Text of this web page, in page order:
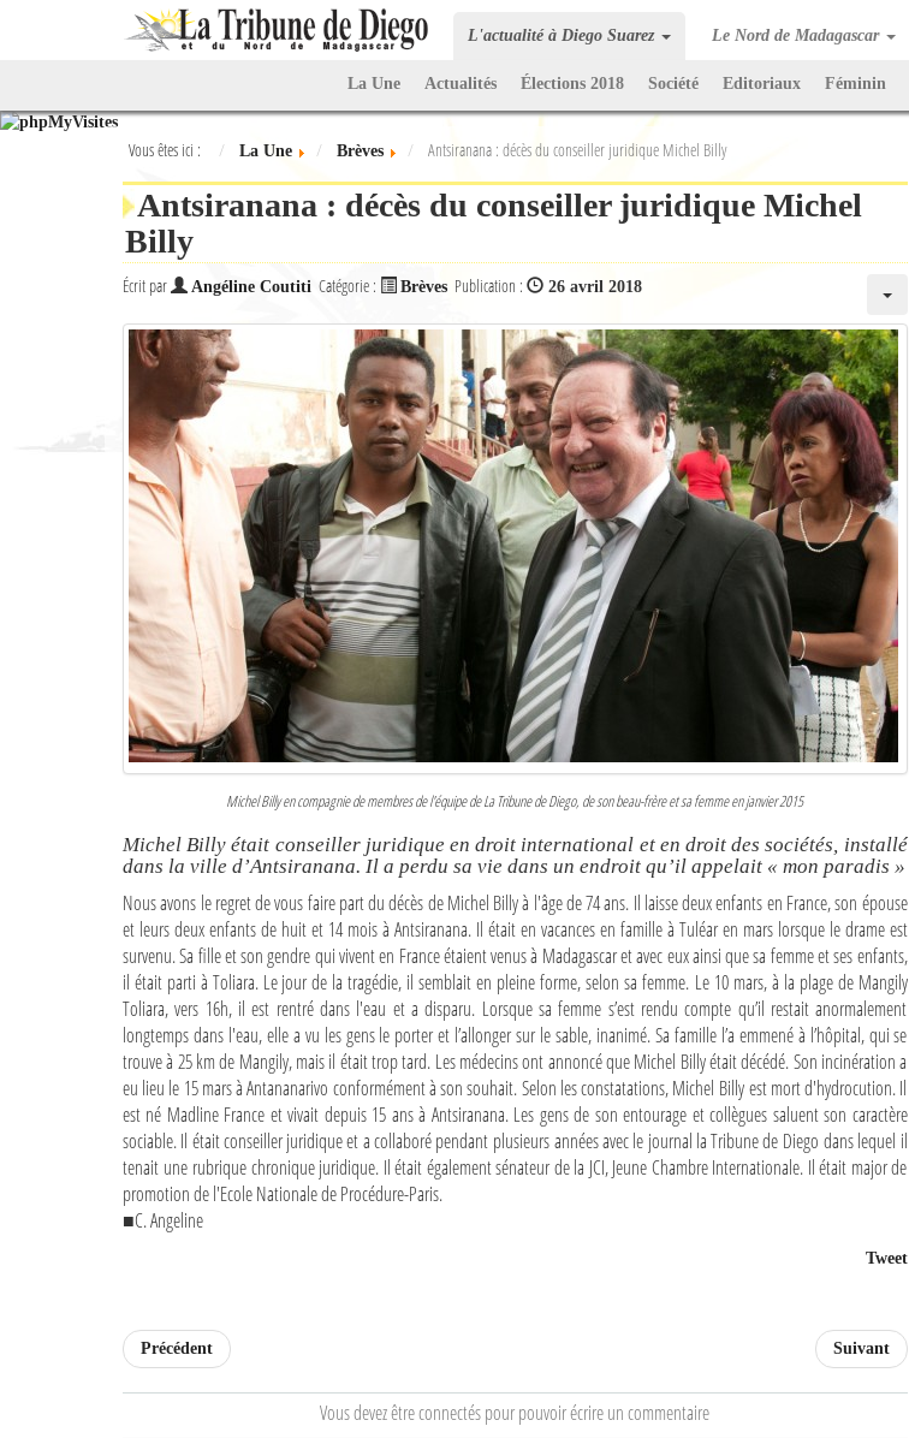
L'actualité à Diego Suarez Le Nord de Madagascar
La Une Actualités Élections 2018 Société Editoriaux Féminin
Vous êtes ici : La Une Brèves Antsiranana : décès du conseiller juridique Michel Billy
Antsiranana : décès du conseiller juridique Michel
Billy
Écrit par Angéline Coutiti Catégorie : Brèves Publication : 26 avril 2018
Michel Billy en compagnie de membres de l'équipe de La Tribune de Diego, de son beau-frère et sa femme en janvier 2015
Michel Billy était conseiller juridique en droit international et en droit des sociétés, installé
dans la ville d’Antsiranana. Il a perdu sa vie dans un endroit qu’il appelait « mon paradis »
Nous avons le regret de vous faire part du décès de Michel Billy à l'âge de 74 ans. Il laisse deux enfants en France, son épouse
et leurs deux enfants de huit et 14 mois à Antsiranana. Il était en vacances en famille à Tuléar en mars lorsque le drame est
survenu. Sa fille et son gendre qui vivent en France étaient venus à Madagascar et avec eux ainsi que sa femme et ses enfants,
il était parti à Toliara. Le jour de la tragédie, il semblait en pleine forme, selon sa femme. Le 10 mars, à la plage de Mangily
Toliara, vers 16h, il est rentré dans l'eau et a disparu. Lorsque sa femme s’est rendu compte qu’il restait anormalement
longtemps dans l'eau, elle a vu les gens le porter et l’allonger sur le sable, inanimé. Sa famille l’a emmené à l’hôpital, qui se
trouve à 25 km de Mangily, mais il était trop tard. Les médecins ont annoncé que Michel Billy était décédé. Son incinération a
eu lieu le 15 mars à Antananarivo conformément à son souhait. Selon les constatations, Michel Billy est mort d'hydrocution. Il
est né Madline France et vivait depuis 15 ans à Antsiranana. Les gens de son entourage et collègues saluent son caractère
sociable. Il était conseiller juridique et a collaboré pendant plusieurs années avec le journal la Tribune de Diego dans lequel il
tenait une rubrique chronique juridique. Il était également sénateur de la JCI, Jeune Chambre Internationale. Il était major de
promotion de l'Ecole Nationale de Procédure-Paris.
■C. Angeline
Tweet
Précédent Suivant
Vous devez être connectés pour pouvoir écrire un commentaire